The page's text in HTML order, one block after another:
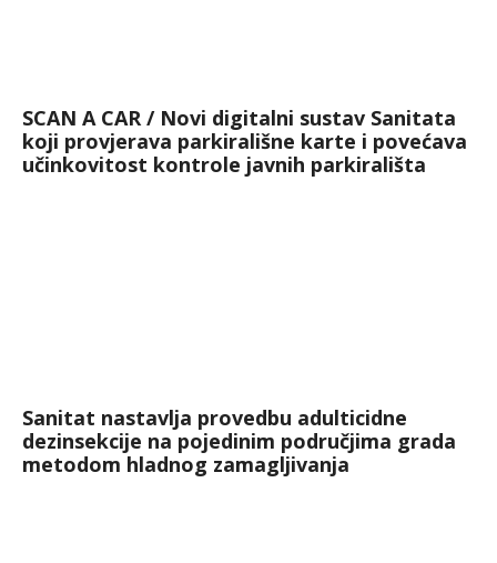
SCAN A CAR / Novi digitalni sustav Sanitata
koji provjerava parkirališne karte i povećava
učinkovitost kontrole javnih parkirališta
Sanitat nastavlja provedbu adulticidne
dezinsekcije na pojedinim područjima grada
metodom hladnog zamagljivanja